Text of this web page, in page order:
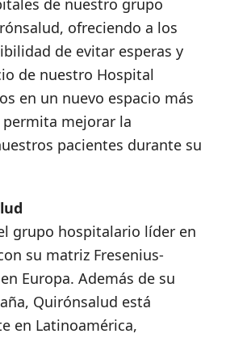
de nuestro grupo
ofreciendo a los
de evitar esperas y
de nuestro Hospital
en un nuevo espacio más
mejorar la
pacientes durante su
grupo hospitalario líder en
su matriz Fresenius-
Europa. Además de su
Quirónsalud está
en Latinoamérica,